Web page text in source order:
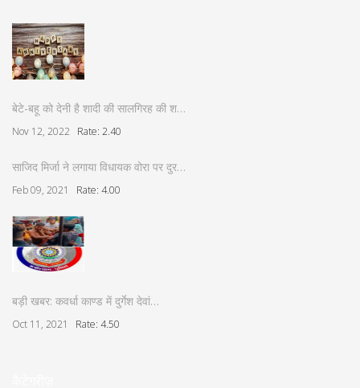
बेटे-बहू को देनी है शादी की सालगिरह की श…
Nov 12, 2022 Rate: 2.40
साजिद मिर्जा ने लगाया विधायक वोरा पर दुर…
Feb 09, 2021 Rate: 4.00
बड़ी खबर: कवर्धा काण्ड में दुर्गेश देवां…
Oct 11, 2021 Rate: 4.50